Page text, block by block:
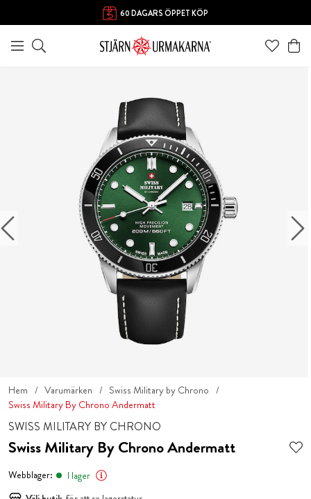
60 DAGARS ÖPPET KÖP
Hem Varumärken
Swiss Military by Chrono
Swiss Military By Chrono Andermatt
SWISS MILITARY BY CHRONO
Swiss Military By Chrono Andermatt
Webblager:
I lager